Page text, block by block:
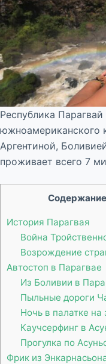
Республика
южноамериканского
Аргентиной,
проживает всего 7
Содержание
История Парагвая
Война
Возрождение
Автостоп в Парагвае
Из Боливии в
Пыльные дороги
Ночь в палатке на
Каучсерфинг в
Прогулка по
Фрик из